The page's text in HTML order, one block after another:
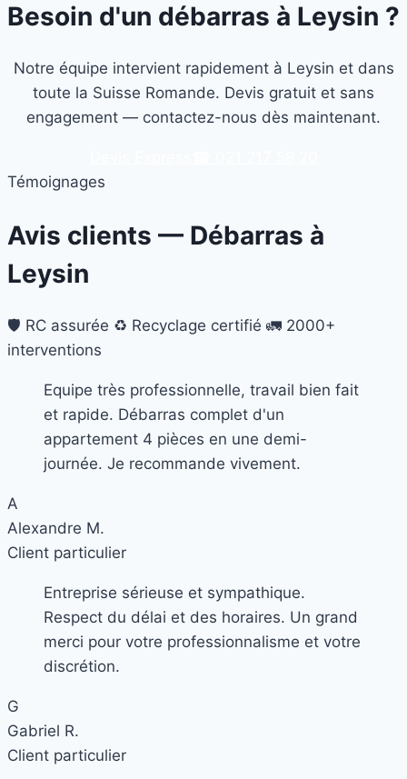
Besoin d'un débarras à Leysin ?
Notre équipe intervient rapidement à Leysin et dans
toute la Suisse Romande. Devis gratuit et sans
engagement — contactez-nous dès maintenant.
Témoignages
Avis clients — Débarras à
Leysin
🛡️ RC assurée ♻️ Recyclage certifié 🚛 2000+
interventions
Equipe très professionnelle, travail bien fait
et rapide. Débarras complet d'un
appartement 4 pièces en une demi-
journée. Je recommande vivement.
A
Alexandre M.
Client particulier
Entreprise sérieuse et sympathique.
Respect du délai et des horaires. Un grand
merci pour votre professionnalisme et votre
discrétion.
G
Gabriel R.
Client particulier